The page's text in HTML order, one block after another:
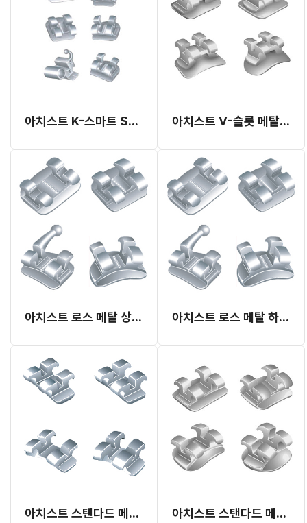
아치스트 K-스마트 SWA 브라켓 5x5 아치스트 V-슬롯 메탈 브라켓 (본딩용)
아치스트 로스 메탈 상악 브라켓 아치스트 로스 메탈 하악 브라켓
아치스트 스탠다드 메탈 브라켓 (웰딩용) 아치스트 스탠다드 메탈 브라켓 킷트 (5-5)